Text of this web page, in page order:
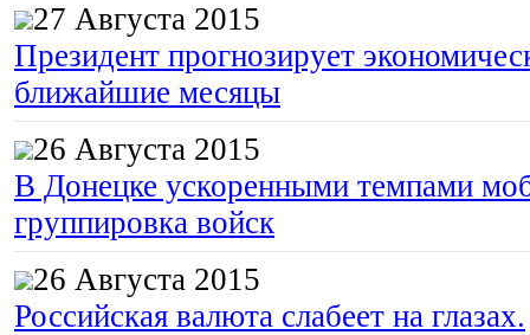
27 Августа 2015
Президент прогнозирует
ближайшие месяцы
26 Августа 2015
В Донецке ускоренными темпами
группировка войск
26 Августа 2015
Российская валюта слабеет на глазах.